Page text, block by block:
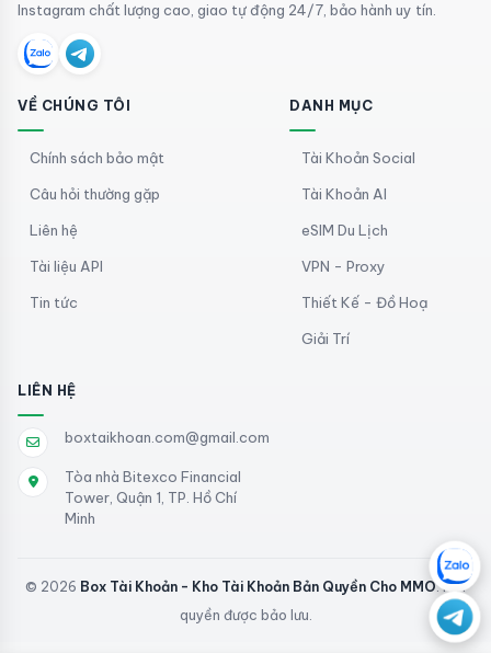
Instagram chất lượng cao, giao tự động 24/7, bảo hành uy tín.
VỀ CHÚNG TÔI
Chính sách bảo mật
Câu hỏi thường gặp
Liên hệ
Tài liệu API
Tin tức
DANH MỤC
Tài Khoản Social
Tài Khoản AI
eSIM Du Lịch
VPN - Proxy
Thiết Kế - Đồ Hoạ
Giải Trí
LIÊN HỆ
boxtaikhoan.com@gmail.com
Tòa nhà Bitexco Financial
Tower, Quận 1, TP. Hồ Chí
Minh
© 2026 Box Tài Khoản - Kho Tài Khoản Bản Quyền Cho MMO. Mọi
quyền được bảo lưu.